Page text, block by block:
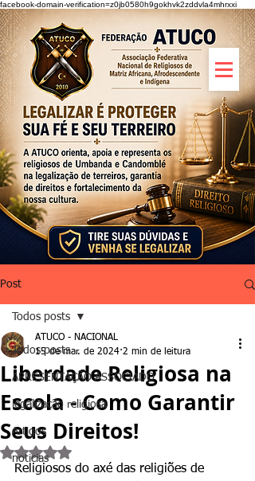
facebook-domain-verification=z0jb0580h9gokhvk2zddvla4mhrxxi
Post
Todos posts
APRESENTAÇÃO ASSOCIADO
legalização religiosa
Artigos
noticias
Todos posts
Liberdade Religiosa na
Escola - Como Garantir
Seus Direitos!
ATUCO - NACIONAL
15 de mar. de 2024 2 min de leitura
Avaliado com NaN de 5 estrelas.
Religiosos do axé das religiões de